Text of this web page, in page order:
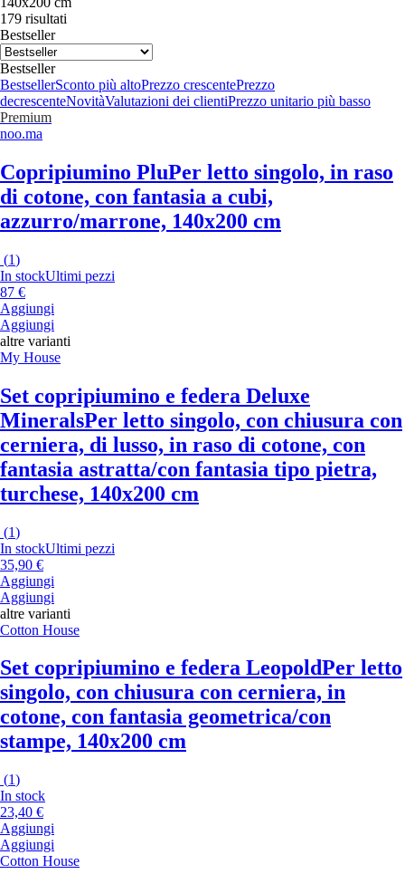
179 risultati
Bestseller
Bestseller
BestsellerSconto più altoPrezzo crescentePrezzo
decrescenteNovitàValutazioni dei clientiPrezzo unitario più basso
Premium
noo.ma
Copripiumino PluPer letto singolo, in raso
di cotone, con fantasia a cubi,
azzurro/marrone, 140x200 cm
(1)
In stockUltimi pezzi
87 €
Aggiungi
Aggiungi
altre varianti
My House
Set copripiumino e federa Deluxe
MineralsPer letto singolo, con chiusura con
cerniera, di lusso, in raso di cotone, con
fantasia astratta/con fantasia tipo pietra,
turchese, 140x200 cm
(1)
In stockUltimi pezzi
35,90 €
Aggiungi
Aggiungi
altre varianti
Cotton House
Set copripiumino e federa LeopoldPer letto
singolo, con chiusura con cerniera, in
cotone, con fantasia geometrica/con
stampe, 140x200 cm
(1)
In stock
23,40 €
Aggiungi
Aggiungi
Cotton House